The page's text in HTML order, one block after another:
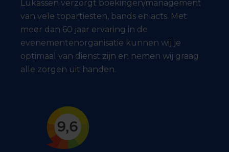
Lukassen verzorgt boekingen/management
van vele topartiesten, bands en acts. Met
meer dan 60 jaar ervaring in de
evenementenorganisatie kunnen wij je
optimaal van dienst zijn en nemen wij graag
alle zorgen uit handen.